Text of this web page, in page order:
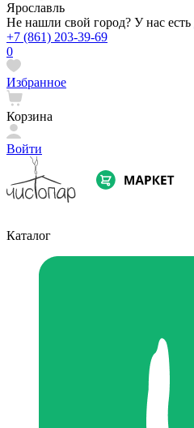
Ярославль
Не нашли свой город? У нас есть
+7 (861) 203-39-69
0
Избранное
Корзина
Войти
Каталог